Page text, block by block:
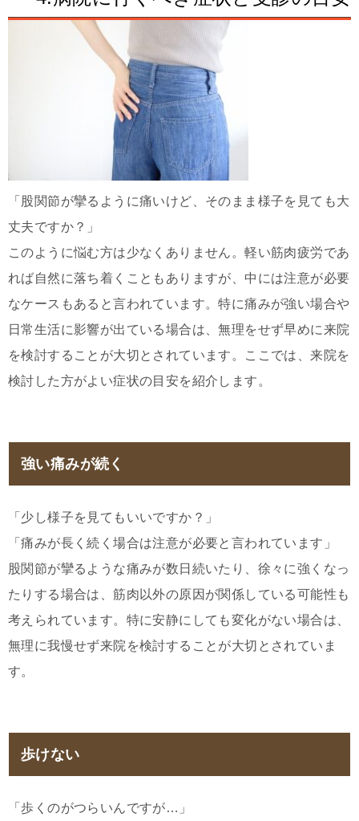
「股関節が攣るように痛いけど、そのまま様子を見ても大
丈夫ですか？」
このように悩む方は少なくありません。軽い筋肉疲労であ
れば自然に落ち着くこともありますが、中には注意が必要
なケースもあると言われています。特に痛みが強い場合や
日常生活に影響が出ている場合は、無理をせず早めに来院
を検討することが大切とされています。ここでは、来院を
検討した方がよい症状の目安を紹介します。
強い痛みが続く
「少し様子を見てもいいですか？」
「痛みが長く続く場合は注意が必要と言われています」
股関節が攣るような痛みが数日続いたり、徐々に強くなっ
たりする場合は、筋肉以外の原因が関係している可能性も
考えられています。特に安静にしても変化がない場合は、
無理に我慢せず来院を検討することが大切とされていま
す。
歩けない
「歩くのがつらいんですが…」